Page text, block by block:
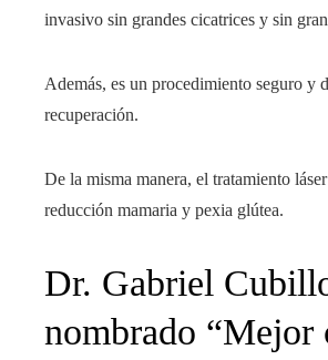
invasivo sin grandes cicatrices y sin
Además, es un procedimiento seguro y
recuperación.
De la misma manera, el tratamiento
reducción mamaria y pexia glútea.
Dr. Gabriel
nombrado “Mejor